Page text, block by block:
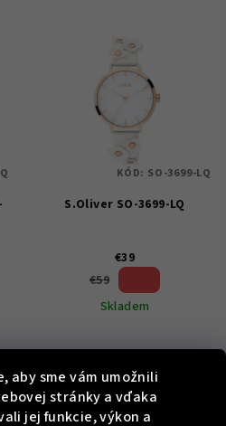
aby sme vám umožnili
stránky a vďaka
jej funkcie, výkon a
S.Oliver SO-3699-LQ
€39
€59
Skladem
Do košíka
KÓD: SO-3699-LQ